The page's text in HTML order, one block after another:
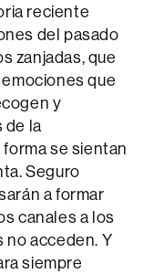
reciente
del pasado
zanjadas, que
que
y
de la
se sientan
Seguro
a formar
canales a los
acceden. Y
siempre